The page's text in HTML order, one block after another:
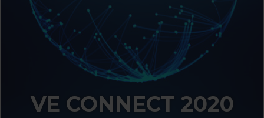
VE CONNECT 2020